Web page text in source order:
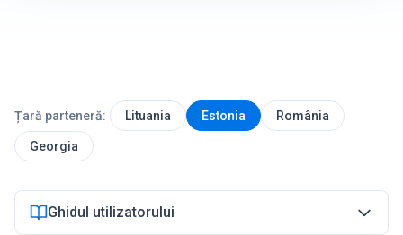
+370 5 207 1558 Ai întrebări?
Începe acum
Țară parteneră: Lituania Estonia România
Georgia
Ghidul utilizatorului